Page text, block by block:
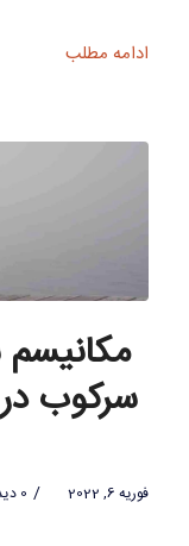
ادامه مطلب
سرکوب
فوریه 6, 2022 / 0 دیدگاه